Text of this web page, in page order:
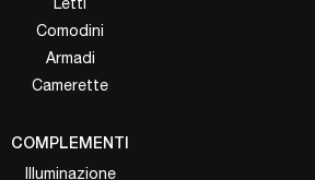
Comodini
Armadi
Camerette
COMPLEMENTI
Illuminazione